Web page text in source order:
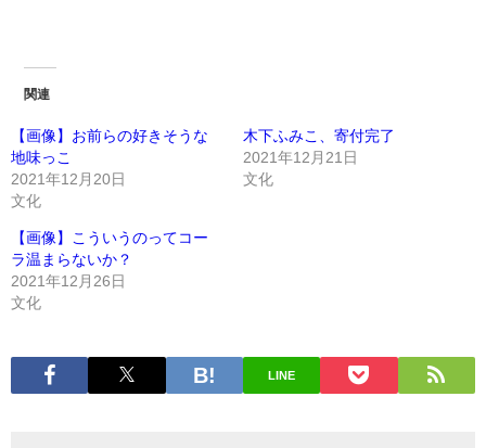
関連
【画像】お前らの好きそうな
地味っこ
2021年12月20日
文化
木下ふみこ、寄付完了
2021年12月21日
文化
【画像】こういうのってコー
ラ温まらないか？
2021年12月26日
文化
LINE